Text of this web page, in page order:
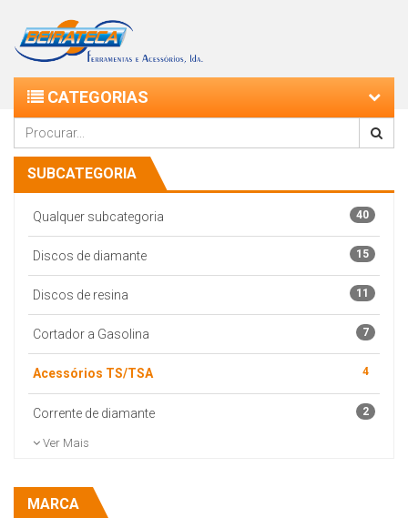
CATEGORIAS
SUBCATEGORIA
Qualquer subcategoria 40
Discos de diamante 15
Discos de resina 11
Cortador a Gasolina 7
Acessórios TS/TSA 4
Corrente de diamante 2
Ver Mais
MARCA